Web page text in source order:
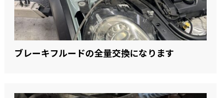
ブレーキフルードの全量交換になります